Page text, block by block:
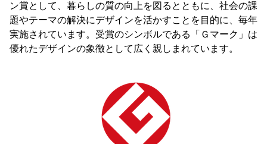
ン賞として、暮らしの質の向上を図るとともに、社会の課
題やテーマの解決にデザインを活かすことを目的に、毎年
実施されています。受賞のシンボルである「Ｇマーク」は
優れたデザインの象徴として広く親しまれています。